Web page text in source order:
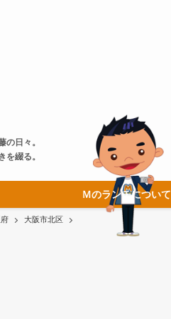
日々。
綴る。
Ｍのランチについて
大阪市北区